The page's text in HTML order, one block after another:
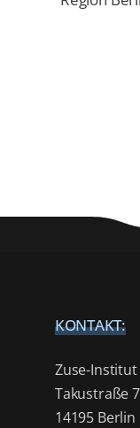
KONTAKT:
Zuse-
Takustraße 7
14195